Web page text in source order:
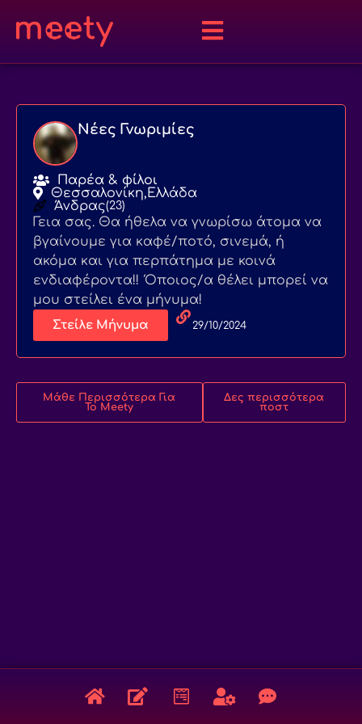
Νέες Γνωριμίες
Παρέα & φίλοι
Θεσσαλονίκη,Ελλάδα
Άνδρας(23)
Γεια σας. Θα ήθελα να γνωρίσω άτομα να
βγαίνουμε για καφέ/ποτό, σινεμά, ή
ακόμα και για περπάτημα με κοινά
ενδιαφέροντα!! Όποιος/α θέλει μπορεί να
μου στείλει ένα μήνυμα!
Στείλε Μήνυμα 29/10/2024
Μάθε Περισσότερα Για
Το Meety
Δες περισσότερα
ποστ